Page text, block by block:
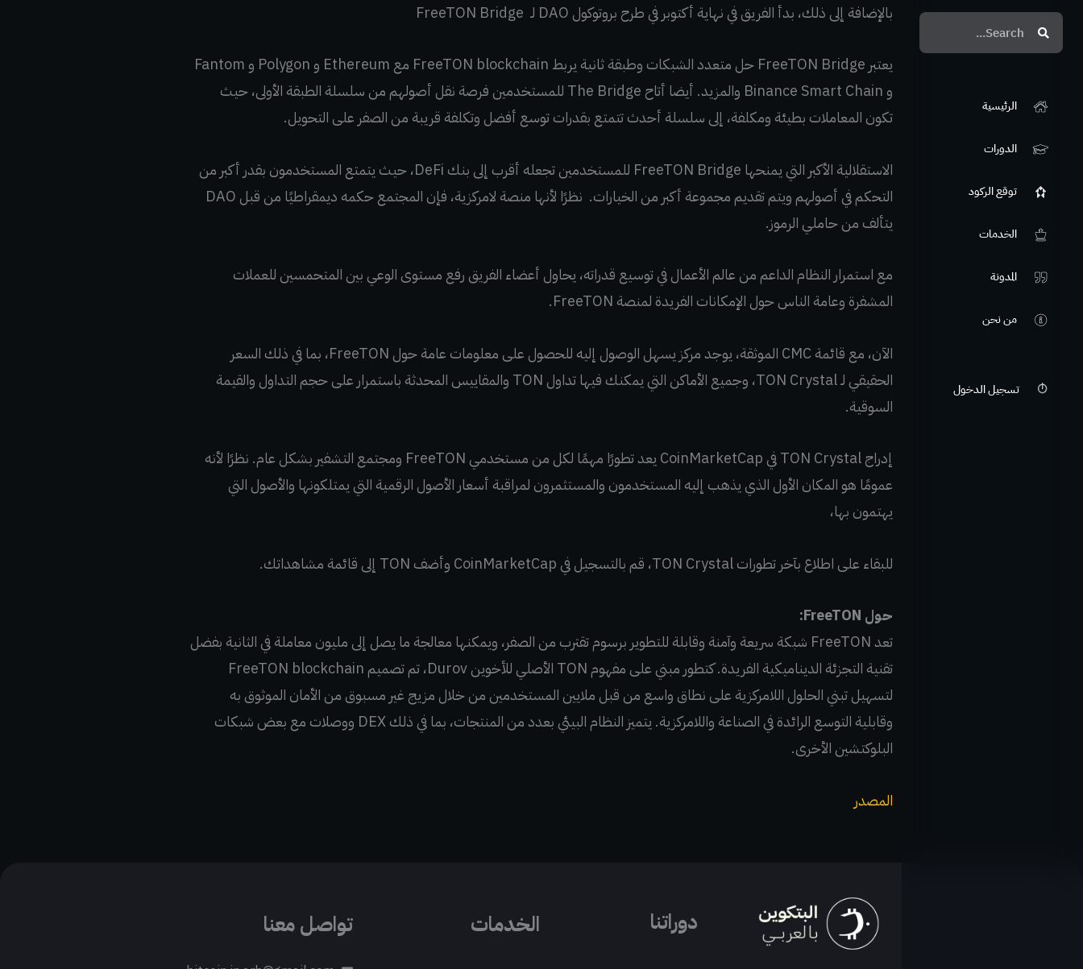
Search
الرئيسية
الدورات
توقع الركود
الخدمات
المدونة
من نحن
تسجيل الدخول
بالإضافة إلى ذلك، بدأ الفريق في نهاية أكتوبر في طرح بروتوكول DAO لـ FreeTON Bridge
يعتبر FreeTON Bridge حل متعدد الشبكات وطبقة ثانية يربط FreeTON blockchain مع Ethereum و Polygon و Fantom
و Binance Smart Chain والمزيد. أيضا أتاح The Bridge للمستخدمين فرصة نقل أصولهم من سلسلة الطبقة الأولى، حيث
تكون المعاملات بطيئة ومكلفة، إلى سلسلة أحدث تتمتع بقدرات توسع أفضل وتكلفة قريبة من الصفر على التحويل.
الاستقلالية الأكبر التي يمنحها FreeTON Bridge للمستخدمين تجعله أقرب إلى بنك DeFi، حيث يتمتع المستخدمون بقدر أكبر من
التحكم في أصولهم ويتم تقديم مجموعة أكبر من الخيارات. نظرًا لأنها منصة لامركزية، فإن المجتمع حكمه ديمقراطيًا من قبل DAO
يتألف من حاملي الرموز.
مع استمرار النظام الداعم من عالم الأعمال في توسيع قدراته، يحاول أعضاء الفريق رفع مستوى الوعي بين المتحمسين للعملات
المشفرة وعامة الناس حول الإمكانات الفريدة لمنصة FreeTON.
الآن، مع قائمة CMC الموثقة، يوجد مركز يسهل الوصول إليه للحصول على معلومات عامة حول FreeTON، بما في ذلك السعر
الحقيقي لـ TON Crystal، وجميع الأماكن التي يمكنك فيها تداول TON والمقاييس المحدثة باستمرار على حجم التداول والقيمة
السوقية.
إدراج TON Crystal في CoinMarketCap يعد تطورًا مهمًا لكل من مستخدمي FreeTON ومجتمع التشفير بشكل عام. نظرًا لأنه
عمومًا هو المكان الأول الذي يذهب إليه المستخدمون والمستثمرون لمراقبة أسعار الأصول الرقمية التي يمتلكونها والأصول التي
يهتمون بها،
للبقاء على اطلاع بآخر تطورات TON Crystal، قم بالتسجيل في CoinMarketCap وأضف TON إلى قائمة مشاهداتك.
حول FreeTON:
تعد FreeTON شبكة سريعة وآمنة وقابلة للتطوير برسوم تقترب من الصفر، ويمكنها معالجة ما يصل إلى مليون معاملة في الثانية بفضل
تقنية التجزئة الديناميكية الفريدة. كتطور مبني على مفهوم TON الأصلي للأخوين Durov، تم تصميم FreeTON blockchain
لتسهيل تبني الحلول اللامركزية على نطاق واسع من قبل ملايين المستخدمين من خلال مزيج غير مسبوق من الأمان الموثوق به
وقابلية التوسع الرائدة في الصناعة واللامركزية. يتميز النظام البيئي بعدد من المنتجات، بما في ذلك DEX ووصلات مع بعض شبكات
البلوكتشين الأخرى.
المصدر
دوراتنا الخدمات تواصل معنا